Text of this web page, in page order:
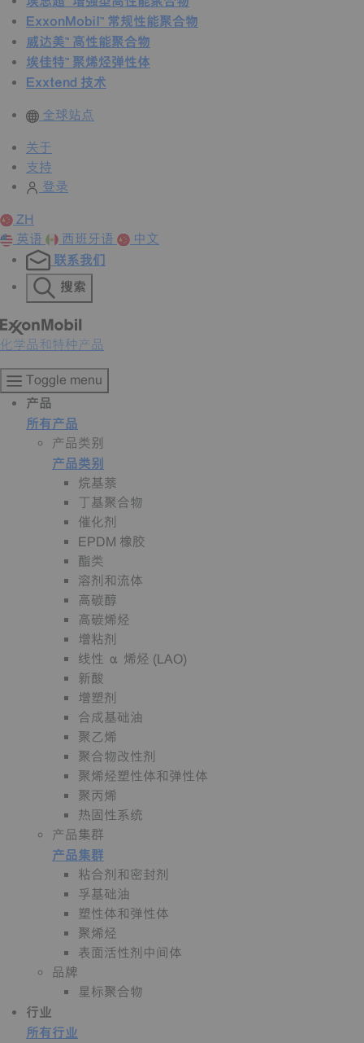
ExxonMobil™ 常规性能聚合物
威达美™ 高性能聚合物
埃佳特™ 聚烯烃弹性体
Exxtend 技术
全球站点
关于
支持
登录
ZH
英语
西班牙语 中文
联系我们
搜索
化学品和特种产品
Toggle menu
产品
所有产品
产品类别
产品类别
烷基萘
丁基聚合物
催化剂
EPDM 橡胶
酯类
溶剂和流体
高碳醇
高碳烯烃
增粘剂
线性 α 烯烃 (LAO)
新酸
增塑剂
合成基础油
聚乙烯
聚合物改性剂
聚烯烃塑性体和弹性体
聚丙烯
热固性系统
产品集群
产品集群
粘合剂和密封剂
孚基础油
塑性体和弹性体
聚烯烃
表面活性剂中间体
品牌
星标聚合物
行业
所有行业